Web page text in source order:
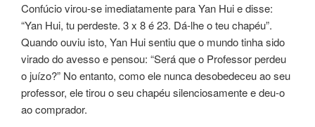
Confúcio virou-se imediatamente para Yan Hui e disse:
“Yan Hui, tu perdeste. 3 x 8 é 23. Dá-lhe o teu chapéu”.
Quando ouviu isto, Yan Hui sentiu que o mundo tinha sido
virado do avesso e pensou: “Será que o Professor perdeu
o juízo?” No entanto, como ele nunca desobedeceu ao seu
professor, ele tirou o seu chapéu silenciosamente e deu-o
ao comprador.